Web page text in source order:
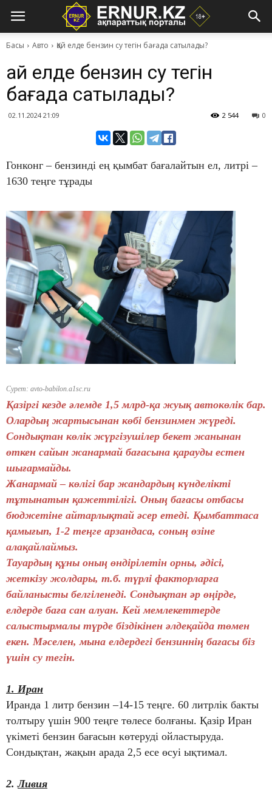
Басы Авто ​Қай елде бензин су тегін бағада сатылады?
​Қай елде бензин су тегін
бағада сатылады?
02.11.2024 21:09 0
2 544
Гонконг – бензинді ең қымбат бағалайтын ел, литрі –
1630 теңге тұрады
Сурет: avto-babilon.a1sc.ru
Қазіргі кезде әлемде 1,5 млрд-қа жуық автокөлік бар.
Олардың жартысынан көбі бензинмен жүреді.
Сондықтан көлік жүргізушілер бекет жанынан
өткен сайын жанармай бағасына қарауды естен
шығармайды.
Жанармай – көлігі бар жандардың күнделікті
тұтынатын қажеттілігі. Оның бағасы отбасы
бюджетіне айтарлықтай әсер етеді. Қымбаттаса
қамығып, 1-2 теңге арзандаса, соның өзіне
алақайлаймыз.
Тауардың құны оның өндірілетін орны, әдісі,
жеткізу жолдары, т.б. түрлі факторларға
байланысты белгіленеді. Сондықтан әр өңірде,
елдерде баға сан алуан. Кей мемлекеттерде
салыстырмалы түрде біздікінен әлдеқайда төмен
екен. Мәселен, мына елдердегі бензиннің бағасы біз
үшін су тегін.
1. Иран
Иранда 1 литр бензин –14-15 теңге. 60 литрлік бакты
толтыру үшін 900 теңге төлесе болғаны. Қазір Иран
үкіметі бензин бағасын көтеруді ойластыруда.
Сондықтан, жақын арада 2,5 есе өсуі ықтимал.
2.Ливия